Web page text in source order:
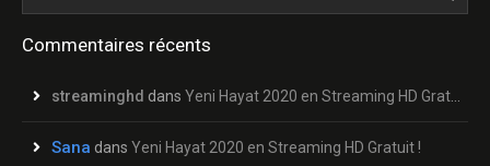
Commentaires récents
streaminghd dans Yeni Hayat 2020 en Streaming HD Gratuit !
Sana dans Yeni Hayat 2020 en Streaming HD Gratuit !